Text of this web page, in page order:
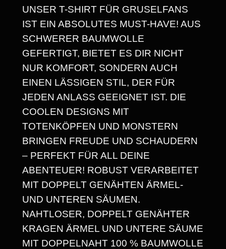
R
E
I
S
S
P
A
N
N
E
:
1
4
UNSER T-SHIRT FÜR GRUSELFANS
IST EIN ABSOLUTES MUST-HAVE! AUS
SCHWERER BAUMWOLLE
GEFERTIGT, BIETET ES DIR NICHT
NUR KOMFORT, SONDERN AUCH
EINEN LÄSSIGEN STIL, DER FÜR
JEDEN ANLASS GEEIGNET IST. DIE
COOLEN DESIGNS MIT
TOTENKÖPFEN UND MONSTERN
BRINGEN FREUDE UND SCHAUDERN
– PERFEKT FÜR ALL DEINE
ABENTEUER! ROBUST VERARBEITET
MIT DOPPELT GENÄHTEN ÄRMEL-
UND UNTEREN SÄUMEN.
NAHTLOSER, DOPPELT GENÄHTER
KRAGEN ÄRMEL UND UNTERE SÄUME
MIT DOPPELNAHT 100 % BAUMWOLLE